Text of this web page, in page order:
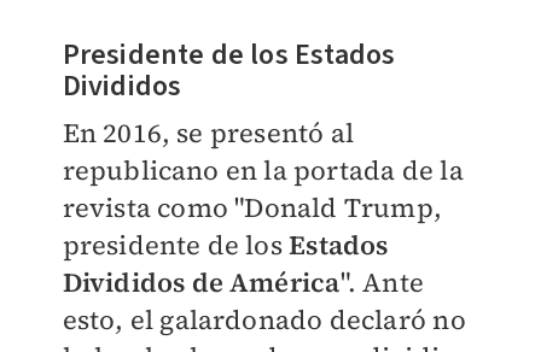
Presidente de los Estados
Divididos
En 2016, se presentó al
republicano en la portada de la
revista como"Donald Trump,
presidente de losEstados
Divididos de América". Ante
esto, el galardonado declaró no